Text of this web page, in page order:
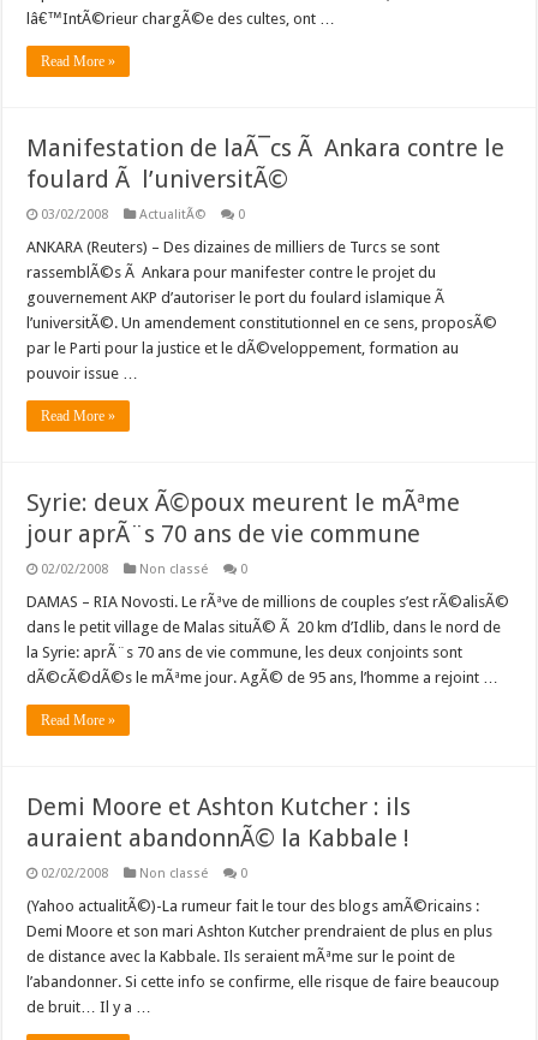
lâ€™IntÃ©rieur chargÃ©e des cultes, ont …
Read More »
Manifestation de laÃ¯cs Ã Ankara contre le
foulard Ã l’universitÃ©
03/02/2008 ActualitÃ© 0
ANKARA (Reuters) – Des dizaines de milliers de Turcs se sont
rassemblÃ©s Ã Ankara pour manifester contre le projet du
gouvernement AKP d’autoriser le port du foulard islamique Ã
l’universitÃ©. Un amendement constitutionnel en ce sens, proposÃ©
par le Parti pour la justice et le dÃ©veloppement, formation au
pouvoir issue …
Read More »
Syrie: deux Ã©poux meurent le mÃªme
jour aprÃ¨s 70 ans de vie commune
02/02/2008 Non classé 0
DAMAS – RIA Novosti. Le rÃªve de millions de couples s’est rÃ©alisÃ©
dans le petit village de Malas situÃ© Ã 20 km d’Idlib, dans le nord de
la Syrie: aprÃ¨s 70 ans de vie commune, les deux conjoints sont
dÃ©cÃ©dÃ©s le mÃªme jour. AgÃ© de 95 ans, l’homme a rejoint …
Read More »
Demi Moore et Ashton Kutcher : ils
auraient abandonnÃ© la Kabbale !
02/02/2008 Non classé 0
(Yahoo actualitÃ©)-La rumeur fait le tour des blogs amÃ©ricains :
Demi Moore et son mari Ashton Kutcher prendraient de plus en plus
de distance avec la Kabbale. Ils seraient mÃªme sur le point de
l’abandonner. Si cette info se confirme, elle risque de faire beaucoup
de bruit… Il y a …